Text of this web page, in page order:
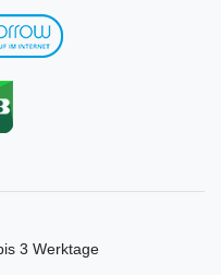
3 Werktage